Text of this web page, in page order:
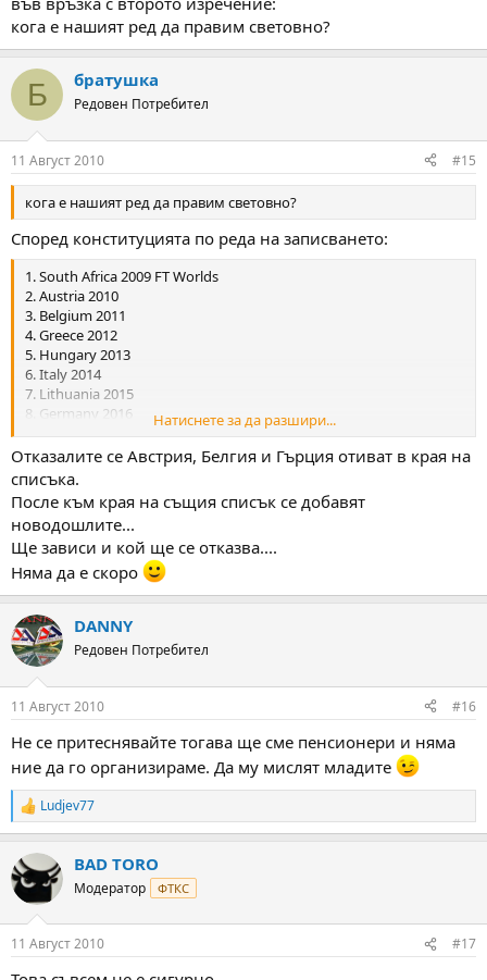
кога е нашият ред да правим световно?
Б братушка
Редовен Потребител
11 Август 2010 #15
кога е нашият ред да правим световно?
Според конституцията по реда на записването:
1. South Africa 2009 FT Worlds
2. Austria 2010
3. Belgium 2011
4. Greece 2012
5. Hungary 2013
6. Italy 2014
7. Lithuania 2015
8. Germany 2016
9. Malta
10. Netherlands
11. New Zealand
12. Norway
13. Portugal
14. Russia
15. Scotland
16. Spain
19. Poland
20. USA
21. Northern Ireland
22. Canada
Натиснете за да разшири...
Отказалите се Австрия, Белгия и Гърция отиват в края на
списъка.
После към края на същия списък се добавят
новодошлите...
Ще зависи и кой ще се отказва....
Няма да е скоро
DANNY
Редовен Потребител
11 Август 2010 #16
Не се притеснявайте тогава ще сме пенсионери и няма
ние да го организираме. Да му мислят младите
R
e
c
t
i
s
Ludjev77
BAD TORO
Модератор ФТКС
11 Август 2010 #17